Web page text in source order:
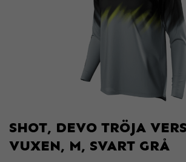
SHOT, DEVO TRÖJA
VUXEN, M, SVART GRÅ